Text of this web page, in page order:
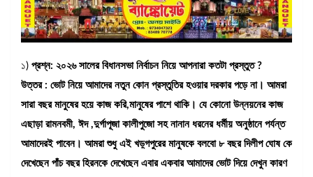
১) প্রশ্ন: ২০২৬ সালের বিধানসভা নির্বাচন নিয়ে আপনারা কতটা প্রস্তুত ?
উত্তর : ভোট নিয়ে আমাদের নতুন কোন প্রস্তুতির হওয়ার দরকার পড়ে না। আমরা
সারা বছর মানুষের হয়ে কাজ করি,মানুষের পাশে থাকি। যে কোনো উন্নয়নের কাজ
এছাড়া রামনবমী, ঈদ ,দুর্গাপূজা কালীপুজো সহ নানান ধরনের ধর্মীয় অনুষ্ঠানে পর্যন্ত
আমাদেরই পাবেন। আমরা শুধু এই খড়্গপুরের মানুষকে বলবো ৮ বছর দিলীপ ঘোষ কে
দেখেছেন পাঁচ বছর হিরনকে দেখেছেন এবার একবার আমাদের ভোট দিয়ে দেখুন কারণ